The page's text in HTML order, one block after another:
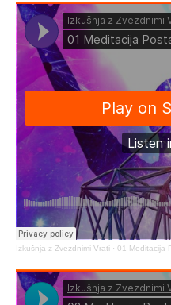
Izkušnja z Zvezdnimi Vrati · 01 Meditacija